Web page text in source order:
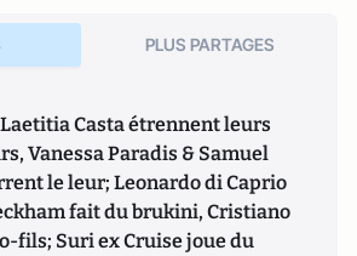
PLUS PARTAGES
Casta étrennent leurs
Vanessa Paradis & Samuel
le leur; Leonardo di Caprio
fait du brukini, Cristiano
fils; Suri ex Cruise joue du